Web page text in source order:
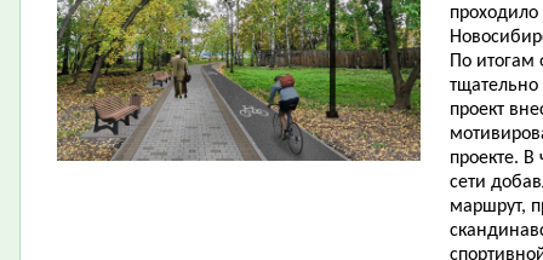
По итогам
проект
проекте. В
сети
маршрут,